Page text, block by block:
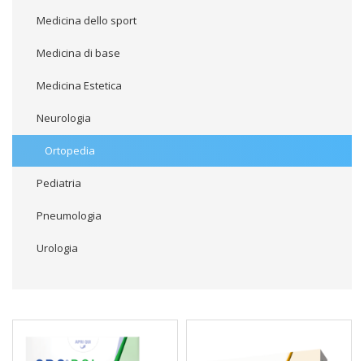
Medicina dello sport
Medicina di base
Medicina Estetica
Neurologia
Ortopedia
Pediatria
Pneumologia
Urologia